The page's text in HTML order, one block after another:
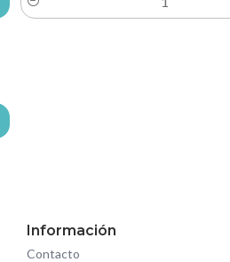
Cantidad
Información
Contacto